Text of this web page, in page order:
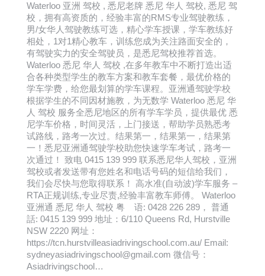
Waterloo 亚洲 驾校 , 悉尼老牌 悉尼 华人 驾校, 悉尼 驾
校，拥有高资质的，经验丰富的RMS专业驾驶教练，
男/女华人驾驶教练可选，精心学车授课，学车教练好
相处，1对1精心教车，训练您成为关注路面安全的，
有驾驶实力的安全驾驶员，是悉尼驾校推荐首选。
Waterloo 悉尼 华人 驾校 ,在多年教车中不断打造出适
合各种类型学生的教车方案和教车套餐，最优价格的
学车学费，给您最划算的学车课程。亚洲通驾驶学校
根据学生的不同因材施教，为无数学 Waterloo 悉尼 华
人 驾校 服务全悉尼地区的所有学车学员，提供最优 悉
尼学车价格，时间灵活，上门接送，帮助学员熟悉考
试路线，路考一次过。结果第一，结果第一，结果第
一！悉尼亚洲通驾驶学校助您快速学车考试，路考一
次通过！ 致电 0415 139 999 联系悉尼华人驾校，亚洲
驾校或者发送带有您姓名和电话号码的短信给我们，
我们会尽快与您取得联系！ 高水准(自动波)学车服务 –
RTA正规训练,专业尽责,经验丰富教车师傅。 Waterloo
亚洲通 悉尼 华人 驾校 粤 语: 0428 226 289， 普通
話: 0415 139 999 地址：6/110 Queens Rd, Hurstville
NSW 2220 网址：
https://tcn.hurstvilleasiadrivingschool.com.au/ Email:
sydneyasiadrivingschool@gmail.com 微信号：
Asiadrivingschool…